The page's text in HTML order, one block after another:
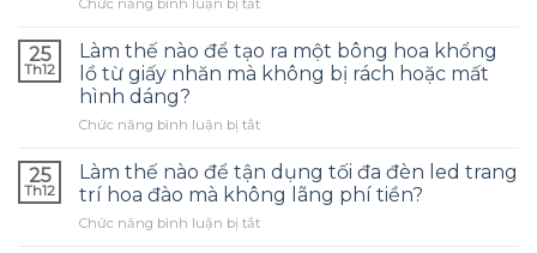
chọn
bảo
quản
phù
và
tránh
những
sai
Chức năng bình luận bị tắt
đã
dùng
tinh
tràm
con
đây
là
25
Th12
Làm thế nào để tạo ra một bông hoa khổng
lồ từ giấy nhăn mà không bị rách hoặc mất
hình dáng?
Chức năng bình luận bị tắtở
thế
để
tạo
25
Th12
Làm thế nào để tận dụng tối đa đèn led trang
trí hoa đào mà không lãng phí tiền?
Chức năng bình luận bị tắtở